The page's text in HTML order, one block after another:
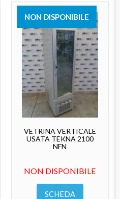
VENDUTO
NON DISPONIBILE
VETRINA VERTICALE
USATA TEKNA 2100
NFN
NON DISPONIBILE
SCHEDA